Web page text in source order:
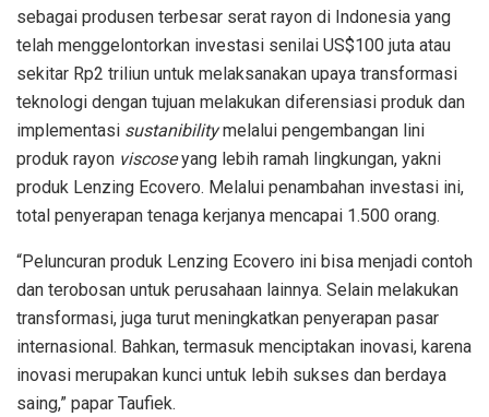
sebagai produsen terbesar serat rayon di Indonesia yang
telah menggelontorkan investasi senilai US$100 juta atau
sekitar Rp2 triliun untuk melaksanakan upaya transformasi
teknologi dengan tujuan melakukan diferensiasi produk dan
implementasi sustanibilitymelalui pengembangan lini
produk rayon viscoseyang lebih ramah lingkungan, yakni
produk Lenzing Ecovero. Melalui penambahan investasi ini,
total penyerapan tenaga kerjanya mencapai 1.500 orang.
“Peluncuran produk Lenzing Ecovero ini bisa menjadi contoh
dan terobosan untuk perusahaan lainnya. Selain melakukan
transformasi, juga turut meningkatkan penyerapan pasar
internasional. Bahkan, termasuk menciptakan inovasi, karena
inovasi merupakan kunci untuk lebih sukses dan berdaya
saing,” papar Taufiek.